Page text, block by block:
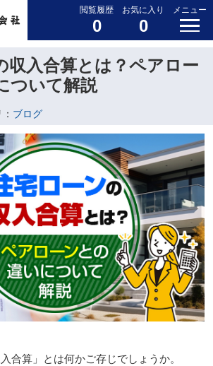
閲覧履歴
0
お気に入り
0
メニュー
収入合算とは？ペアロー
ついて解説
ブログ
合算」とは何かご存じでしょうか。